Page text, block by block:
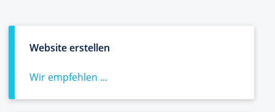
Website erstellen
Wir empfehlen ...